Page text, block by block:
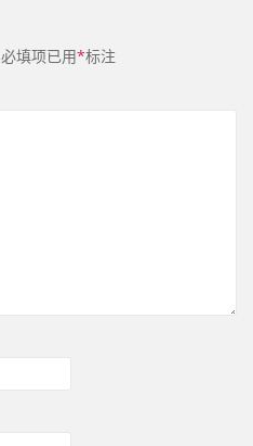
必填项已用*标注